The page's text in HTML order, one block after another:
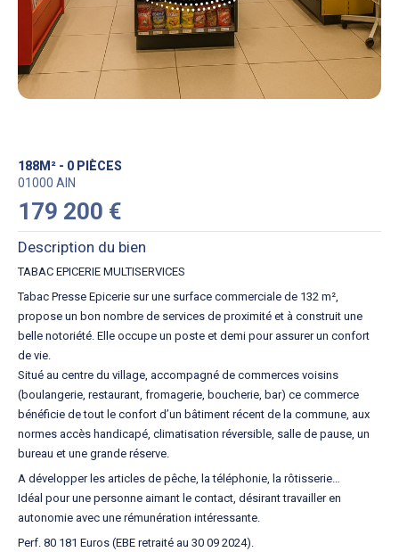
188M² - 0 PIÈCES
01000 AIN
179 200 €
Description du bien
TABAC EPICERIE MULTISERVICES
Tabac Presse Epicerie sur une surface commerciale de 132 m²,
propose un bon nombre de services de proximité et à construit une
belle notoriété. Elle occupe un poste et demi pour assurer un confort
de vie.
Situé au centre du village, accompagné de commerces voisins
(boulangerie, restaurant, fromagerie, boucherie, bar) ce commerce
bénéficie de tout le confort d’un bâtiment récent de la commune, aux
normes accès handicapé, climatisation réversible, salle de pause, un
bureau et une grande réserve.
A développer les articles de pêche, la téléphonie, la rôtisserie…
Idéal pour une personne aimant le contact, désirant travailler en
autonomie avec une rémunération intéressante.
Perf. 80 181 Euros (EBE retraité au 30 09 2024).